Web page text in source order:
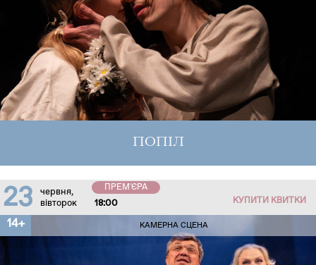
ПОПІЛ
23
червня,
вівторок
18:00
ПРЕМ'ЄРА
КУПИТИ КВИТКИ
14+ КАМЕРНА СЦЕНА